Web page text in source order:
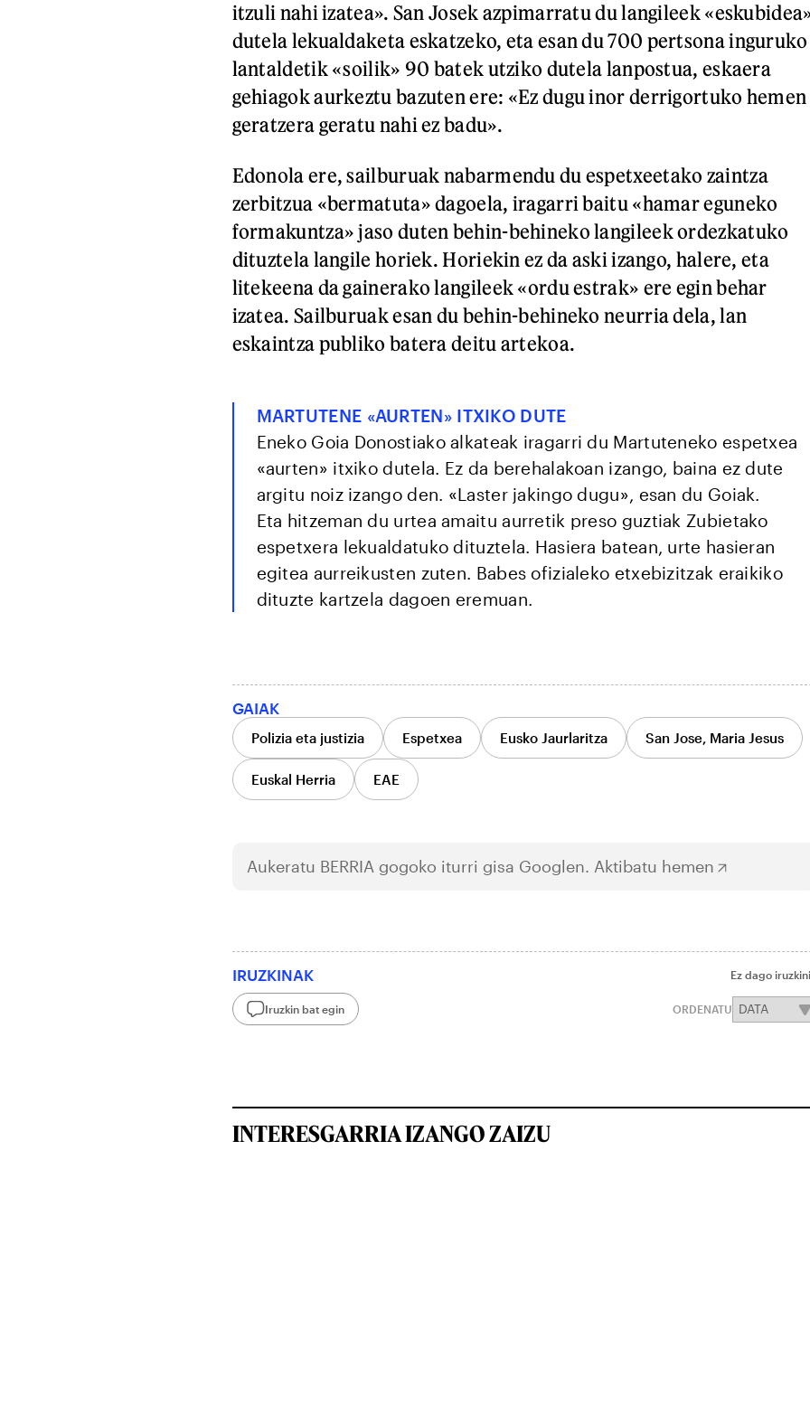
itzuli nahi izatea». San Josek azpimarratu du langileek
dutela lekualdaketa eskatzeko, eta esan du 700 pertsona inguruko
lantaldetik «soilik» 90 batek utziko dutela lanpostua, eskaera
gehiagok aurkeztu bazuten ere: «Ez dugu inor derrigortuko hemen
geratzera geratu nahi ez badu».
Edonola ere, sailburuak nabarmendu du espetxeetako zaintza
zerbitzua «bermatuta» dagoela, iragarri baitu «hamar eguneko
formakuntza» jaso duten behin-behineko langileek ordezkatuko
dituztela langile horiek. Horiekin ez da aski izango, halere, eta
litekeena da gainerako langileek «ordu estrak» ere egin behar
izatea. Sailburuak esan du behin-behineko neurria dela, lan
eskaintza publiko batera deitu artekoa.
MARTUTENE «AURTEN» ITXIKO DUTE
Eneko Goia Donostiako alkateak iragarri du Martuteneko espetxea
«aurten» itxiko dutela. Ez da berehalakoan izango, baina ez dute
argitu noiz izango den. «Laster jakingo dugu», esan du Goiak.
Eta hitzeman du urtea amaitu aurretik preso guztiak Zubietako
espetxera lekualdatuko dituztela. Hasiera batean, urte hasieran
egitea aurreikusten zuten. Babes ofizialeko etxebizitzak eraikiko
dituzte kartzela dagoen eremuan.
GAIAK
Polizia eta justizia Espetxea Eusko Jaurlaritza San Jose, Maria Jesus
Euskal Herria EAE
Aukeratu BERRIA gogoko iturri gisa Googlen. Aktibatu hemen
IRUZKINAK Ez dago
Iruzkin bat egin ORDENATU
INTERESGARRIA IZANGO ZAIZU